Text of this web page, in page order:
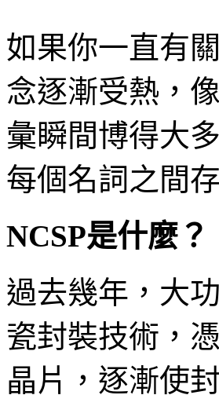
如果你一直有
念逐漸受熱，
彙瞬間博得大
每個名詞之間
NCSP是什麼？
過去幾年，大
瓷封裝技術，
晶片，逐漸使